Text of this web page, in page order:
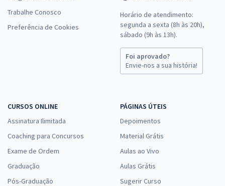
Trabalhe Conosco
Preferência de Cookies
Horário de atendimento:
segunda a sexta (8h às 20h),
sábado (9h às 13h).
Foi aprovado?
Envie-nos a sua história!
CURSOS ONLINE
Assinatura Ilimitada
Coaching para Concursos
Exame de Ordem
Graduação
Pós-Graduação
PÁGINAS ÚTEIS
Depoimentos
Material Grátis
Aulas ao Vivo
Aulas Grátis
Sugerir Curso